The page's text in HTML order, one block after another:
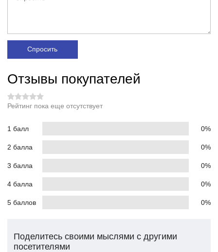
Спросить
Отзывы покупателей
Рейтинг пока еще отсутствует
1 балл 0%
2 балла 0%
3 балла 0%
4 балла 0%
5 баллов 0%
Поделитесь своими мыслями с другими
посетителями